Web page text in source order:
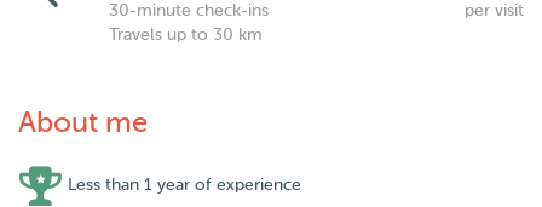
30-minute check-ins
per visit
Travels up to 30 km
About me
Less than 1 year of experience